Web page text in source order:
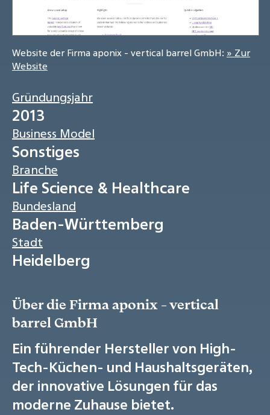
Website der Firma aponix - vertical barrel GmbH: » Zur
Website
Gründungsjahr
2013
Business Model
Sonstiges
Branche
Life Science & Healthcare
Bundesland
Baden-Württemberg
Stadt
Heidelberg
Über die Firma aponix - vertical
barrel GmbH
Ein führender Hersteller von High-
Tech-Küchen- und Haushaltsgeräten,
der innovative Lösungen für das
moderne Zuhause bietet.